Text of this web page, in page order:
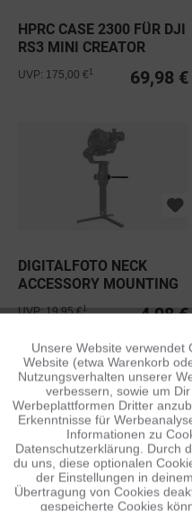
HPRC CASE 2300 FÜR DJI
RS3 MINI CREATOR
69,98 €
UVP: 175,00 €
DIGITALFOTO NECK
ACCESSORY MOUNTING
BOARD FÜR...
4,98 €
UVP: 19,95 €
HPRC NYLONPACK 3500
Funktionale
Tracking
Personalisierung
Unsere Website verwendet
Website (etwa Warenkorb
Nutzungsverhalten unserer
verbessern, sowie um
Werbeplattformen Dritter
Erkenntnisse für
Informationen zu
Datenschutzerklärung. Durch
du uns, diese optionalen
der Einstellungen in
Übertragung von Cookies
gespeicherte Cookies